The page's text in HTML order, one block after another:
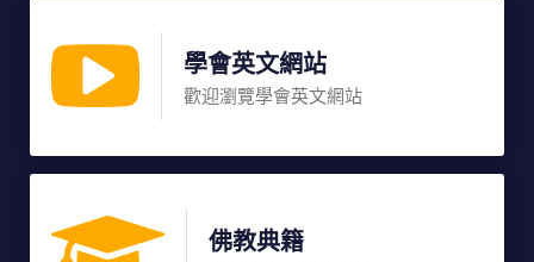
學會英文網站
歡迎瀏覽學會英文網站
佛教典籍